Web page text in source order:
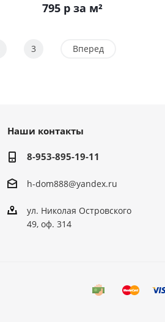
795 р за м²
3 Вперед
Наши контакты
8-953-895-19-11
h-dom888@yandex.ru
ул. Николая Островского
49, оф. 314